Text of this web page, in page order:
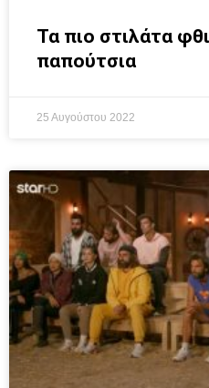
Τα πιο στιλάτα
παπούτσια
25 Αυγούστου 2022